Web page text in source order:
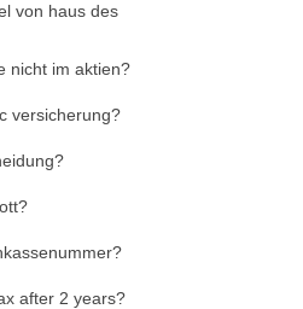
von haus des
nicht im aktien?
versicherung?
after 2 years?